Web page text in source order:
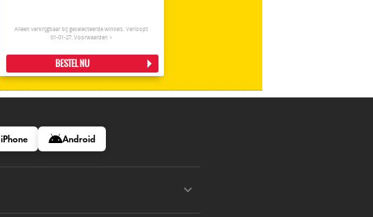
Alleen verkrijgbaar bij geselecteerde winkels. Verloopt
01-01-27. Voorwaarden >
BESTEL NU
iPhone Android